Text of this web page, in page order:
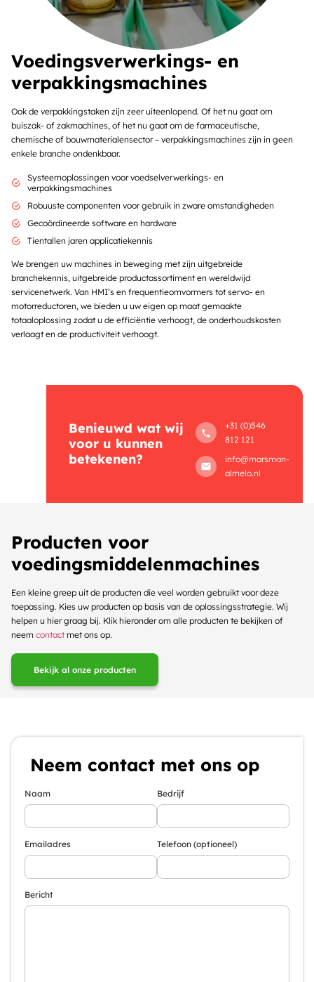
Voedingsverwerkings- en
verpakkingsmachines
Ook de verpakkingstaken zijn zeer uiteenlopend. Of het nu gaat om
buiszak- of zakmachines, of het nu gaat om de farmaceutische,
chemische of bouwmaterialensector – verpakkingsmachines zijn in geen
enkele branche ondenkbaar.
Systeemoplossingen voor voedselverwerkings- en
verpakkingsmachines
Robuuste componenten voor gebruik in zware omstandigheden
Gecoördineerde software en hardware
Tientallen jaren applicatiekennis
We brengen uw machines in beweging met zijn uitgebreide
branchekennis, uitgebreide productassortiment en wereldwijd
servicenetwerk. Van HMI’s en frequentieomvormers tot servo- en
motorreductoren, we bieden u uw eigen op maat gemaakte
totaaloplossing zodat u de efficiëntie verhoogt, de onderhoudskosten
verlaagt en de productiviteit verhoogt.
Benieuwd wat wij
voor u kunnen
betekenen?
+31 (0)546
812 121
info@marsman-
almelo.nl
Producten voor
voedingsmiddelenmachines
Een kleine greep uit de producten die veel worden gebruikt voor deze
toepassing. Kies uw producten op basis van de oplossingsstrategie. Wij
helpen u hier graag bij. Klik hieronder om alle producten te bekijken of
neem contactmet ons op.
Bekijk al onze producten
Neem contact met ons op
Naam Bedrijf
Emailadres Telefoon (optioneel)
Bericht